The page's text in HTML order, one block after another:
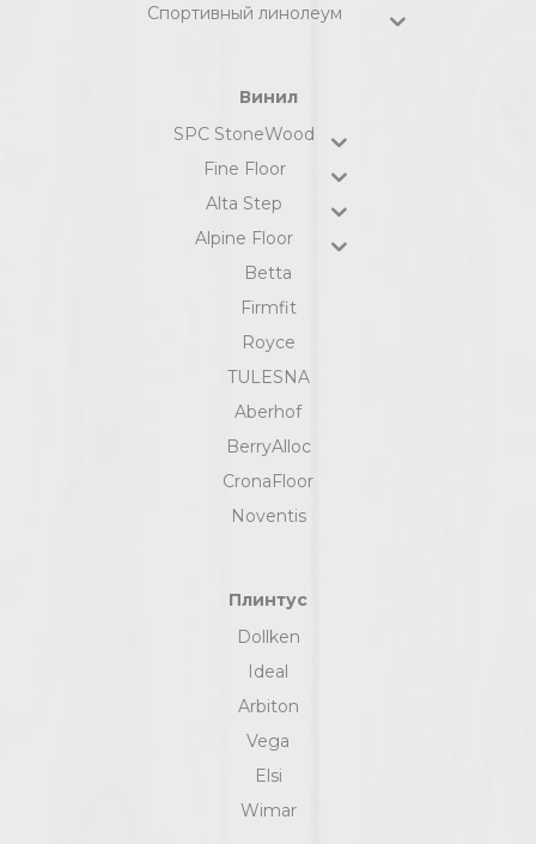
Спортивный линолеум
Винил
SPC StoneWood
Fine Floor
Alta Step
Alpine Floor
Betta
Firmfit
Royce
TULESNA
Aberhof
BerryAlloc
CronaFloor
Noventis
Плинтус
Dollken
Ideal
Arbiton
Vega
Elsi
Wimar